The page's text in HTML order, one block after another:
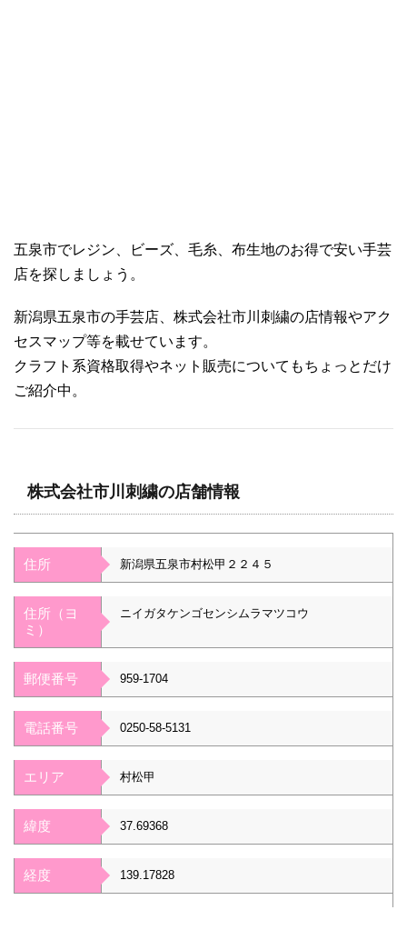
五泉市でレジン、ビーズ、毛糸、布生地のお得で安い手芸
店を探しましょう。
新潟県五泉市の手芸店、株式会社市川刺繍の店情報やアク
セスマップ等を載せています。
クラフト系資格取得やネット販売についてもちょっとだけ
ご紹介中。
株式会社市川刺繍の店舗情報
住所 新潟県五泉市村松甲２２４５
住所（ヨ
ミ）
ニイガタケンゴセンシムラマツコウ
郵便番号 959-1704
電話番号 0250-58-5131
エリア 村松甲
緯度 37.69368
経度 139.17828